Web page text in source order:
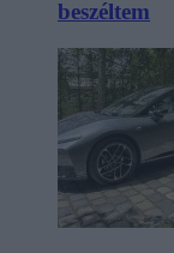
beszéltem